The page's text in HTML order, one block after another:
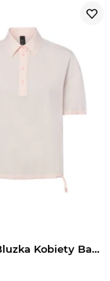
Marc Cain Bluzka Kobiety Bawełna różowy